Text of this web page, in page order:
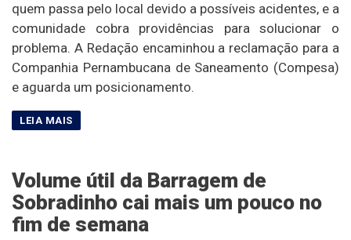
quem passa pelo local devido a possíveis acidentes, e a
comunidade cobra providências para solucionar o
problema. A Redação encaminhou a reclamação para a
Companhia Pernambucana de Saneamento (Compesa)
e aguarda um posicionamento.
Volume útil da Barragem de
Sobradinho cai mais um pouco no
fim de semana